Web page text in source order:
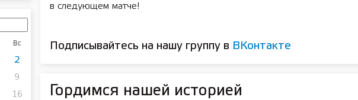
Вс
2
9
16
в следующем матче!
Подписывайтесь на нашу группу в ВКонтакте
Гордимся нашей историей